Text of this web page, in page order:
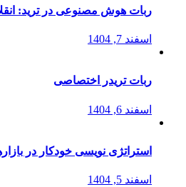
ربات هوش مصنوعی در ترید:
اسفند 7, 1404
ربات تریدر اختصاصی
اسفند 6, 1404
استراتژی‌ نویسی خودکار در
اسفند 5, 1404